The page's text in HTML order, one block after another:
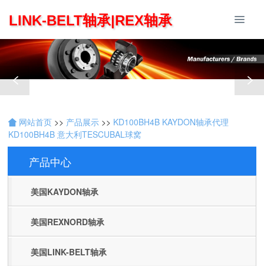
LINK-BELT轴承|REX轴承
网站首页 >> 产品展示 >> KD100BH4B KAYDON轴承代理
KD100BH4B 意大利TESCUBAL球窝
产品中心
Products
美国KAYDON轴承
美国REXNORD轴承
美国LINK-BELT轴承